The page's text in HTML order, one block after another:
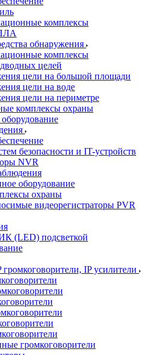
комплексы
обнаружения
комплексы
целей
цели на большой площади
цели на воде
цели на периметре
комплексы охраны
безопасности и IT-устройств
NVR
оборудование
охраны
видеорегистраторы PVR
(LED) подсветкой
IP усилители
громкоговорители